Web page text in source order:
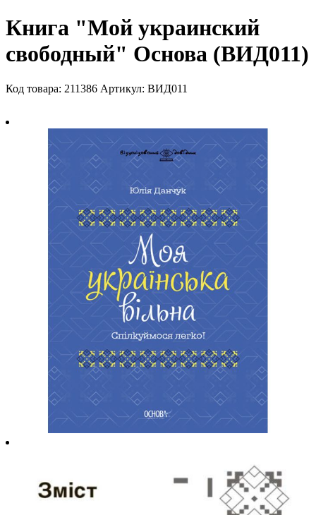
Книга "Мой украинский
свободный" Основа (ВИД011)
Код товара: 211386 Артикул: ВИД011